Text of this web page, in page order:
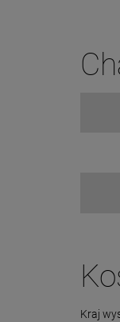
Kraj